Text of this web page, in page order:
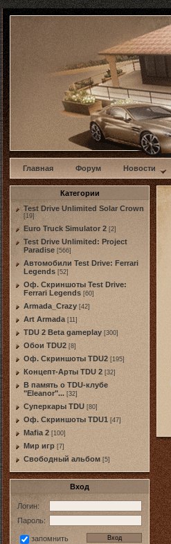
w
Главная Форум Новости
Категории
Test Drive Unlimited Solar Crown
[19]
Euro Truck Simulator 2 [2]
Test Drive Unlimited: Project
Paradise [566]
Автомобили Test Drive: Ferrari
Legends [52]
Оф. Скриншоты Test Drive:
Ferrari Legends [60]
Armada_Crazy [42]
Art Armada [11]
TDU 2 Beta gameplay [300]
Обои TDU2 [8]
Оф. Скриншоты TDU2 [195]
Концепт-Арты TDU 2 [32]
В память о TDU-клубе
"Eleanor"... [32]
Суперкары TDU [80]
Оф. Скриншоты TDU1 [47]
Mafia 2 [100]
Мир игр [7]
Свободный альбом [5]
Вход
Логин:
Пароль:
запомнить